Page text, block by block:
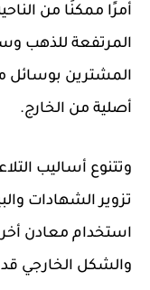
أمرًا ممكنًا من
المرتفعة للذهب
المشترين بوسائل
أصلية من الخارج.
وتتنوع أساليب
تزوير الشهادات
استخدام معادن
والشكل الخارجي